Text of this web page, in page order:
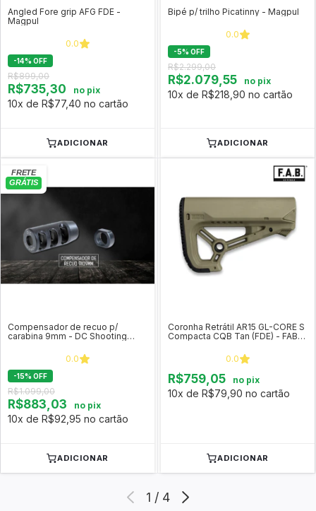
Angled Fore grip AFG FDE -
Magpul
0.0
-14% OFF
R$899,00
R$735,30 no pix
10x de R$77,40 no cartão
ADICIONAR
Bipé p/ trilho Picatinny - Magpul
0.0
-5% OFF
R$2.299,00
R$2.079,55 no pix
10x de R$218,90 no cartão
ADICIONAR
Compensador de recuo p/
carabina 9mm - DC Shooting
0.0
-15% OFF
R$1.099,00
R$883,03 no pix
10x de R$92,95 no cartão
ADICIONAR
Coronha Retrátil AR15 GL-CORE S
Compacta CQB Tan (FDE) - FAB
0.0
R$759,05 no pix
10x de R$79,90 no cartão
ADICIONAR
1 / 4